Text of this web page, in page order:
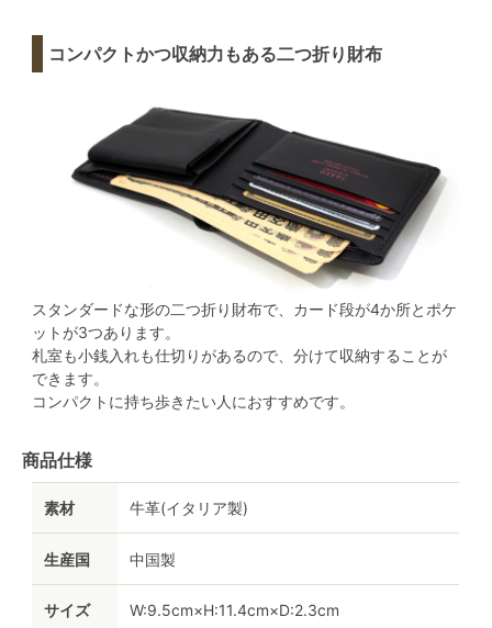
コンパクトかつ収納力もある二つ折り財布
スタンダードな形の二つ折り財布で、カード段が4か所とポケ
ットが3つあります。
札室も小銭入れも仕切りがあるので、分けて収納することが
できます。
コンパクトに持ち歩きたい人におすすめです。
商品仕様
素材 牛革(イタリア製)
生産国 中国製
サイズ W:9.5cm×H:11.4cm×D:2.3cm